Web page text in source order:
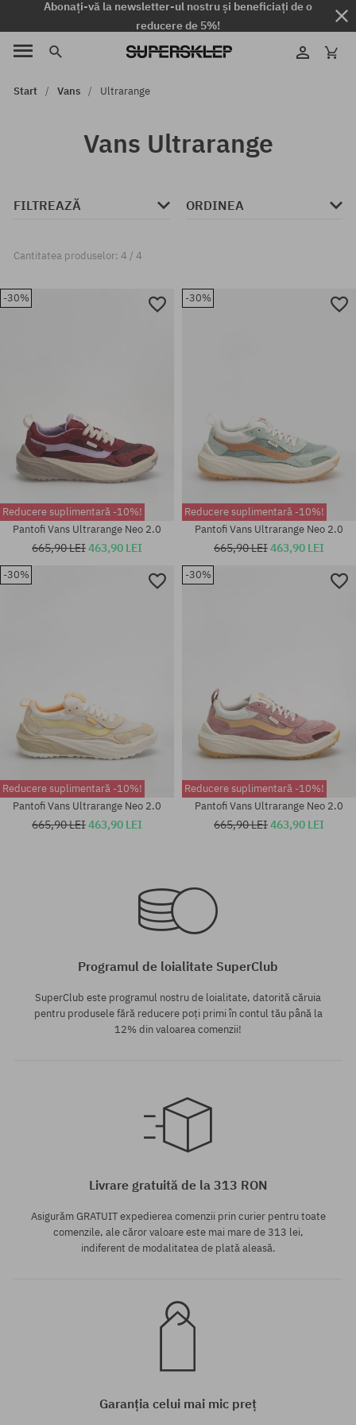
Abonați-vă la newsletter-ul nostru și beneficiați de o
reducere de 5%!
Start Vans Ultrarange
Vans Ultrarange
FILTREAZĂ ORDINEA
Cantitatea produselor: 4 / 4
-30%
Reducere suplimentară -10%!
Pantofi Vans Ultrarange Neo 2.0
665,90 LEI463,90 LEI
-30%
38
Reducere suplimentară -10%!
Pantofi Vans Ultrarange Neo 2.0
665,90 LEI463,90 LEI
-30%
Reducere suplimentară -10%!
Pantofi Vans Ultrarange Neo 2.0
665,90 LEI463,90 LEI
-30%
Mărimi existente:
Reducere suplimentară -10%!
Pantofi Vans Ultrarange Neo 2.0
665,90 LEI463,90 LEI
Programul de loialitate SuperClub
SuperClub este programul nostru de loialitate, datorită căruia
pentru produsele fără reducere poți primi în contul tău până la
12% din valoarea comenzii!
Livrare gratuită de la 313 RON
Asigurăm GRATUIT expedierea comenzii prin curier pentru toate
comenzile, ale căror valoare este mai mare de 313 lei,
indiferent de modalitatea de plată aleasă.
Garanția celui mai mic preț